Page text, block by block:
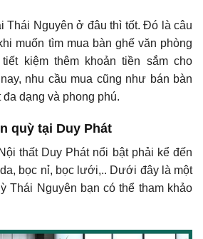
Thái Nguyên ở đâu thì tốt. Đó là câu
muốn tìm mua bàn ghế văn phòng
kiệm thêm khoản tiền sắm cho
nhu cầu mua cũng như bán bàn
dạng và phong phú.
quỳ tại Duy Phát
thất Duy Phát nổi bật phải kể đến
bọc nỉ, bọc lưới,.. Dưới đây là một
Thái Nguyên bạn có thể tham khảo